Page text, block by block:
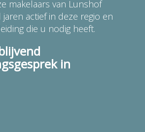
makelaars van Lunshof
jaren actief in deze regio en
die u nodig heeft.
in